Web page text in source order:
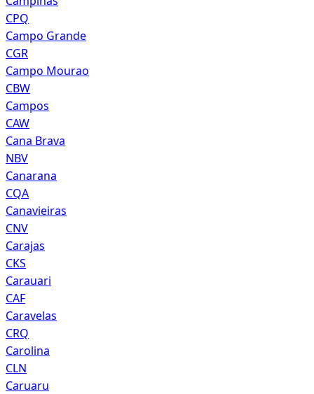
CPQ
Campo Grande
CGR
Campo Mourao
CBW
Campos
CAW
Cana Brava
NBV
Canarana
CQA
Canavieiras
CNV
Carajas
CKS
Carauari
CAF
Caravelas
CRQ
Carolina
CLN
Caruaru